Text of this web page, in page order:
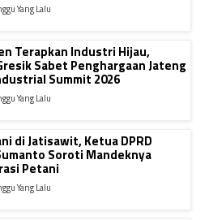
Yang Lalu
Terapkan Industri Hijau,
Sabet Penghargaan Jateng
Summit 2026
Yang Lalu
di Jatisawit, Ketua DPRD
Soroti Mandeknya
Petani
Yang Lalu